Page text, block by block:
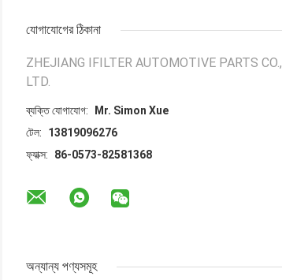
যোগাযোগের ঠিকানা
ZHEJIANG IFILTER AUTOMOTIVE PARTS CO.,
LTD.
ব্যক্তি যোগাযোগ:
Mr. Simon Xue
টেল:
13819096276
ফ্যাক্স:
86-0573-82581368
অন্যান্য পণ্যসমূহ